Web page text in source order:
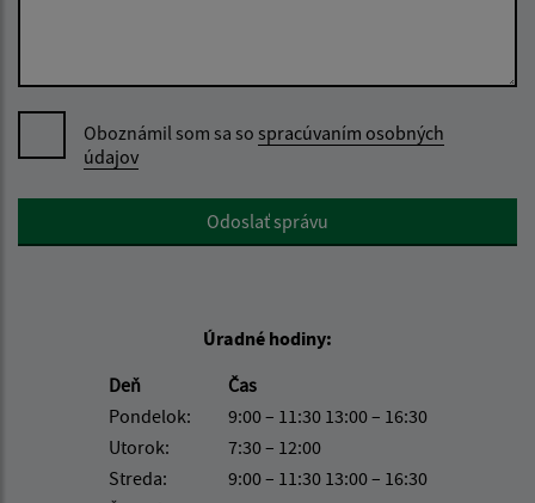
Oboznámil som sa so spracúvaním osobných
údajov
Google reCaptcha ResponseOdoslať správu
Úradné hodiny:
Deň
Čas
Pondelok:
9:00 – 11:30 13:00 – 16:30
Utorok:
7:30 – 12:00
Streda:
9:00 – 11:30 13:00 – 16:30